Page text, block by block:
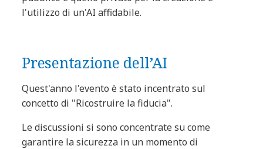
l'utilizzo di un'AI affidabile.
Presentazione dell’AI
Quest'anno l'evento è stato incentrato sul
concetto di "Ricostruire la fiducia".
Le discussioni si sono concentrate su come
garantire la sicurezza in un momento di